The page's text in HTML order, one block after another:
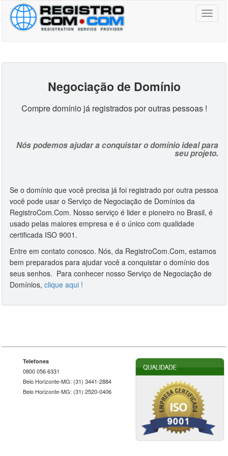
Toggle
Negociação de Domínio
Compre domínio já registrados por outras pessoas !
Nós podemos ajudar a conquistar o domínio ideal para
seu projeto.
Se o domínio que você precisa já foi registrado por outra pessoa
você pode usar o Serviço de Negociação de Domínios da
RegistroCom.Com. Nosso serviço é lider e pioneiro no Brasil, é
usado pelas maiores empresa e é o único com qualidade
certificada ISO 9001.
Entre em contato conosco. Nós, da RegistroCom.Com, estamos
bem preparados para ajudar você a conquistar o domínio dos
seus senhos. Para conhecer nosso Serviço de Negociação de
Domínios, clique aqui !
Telefones
0800 056 6331
Belo Horizonte-MG: (31) 3441-2884
Belo Horizonte-MG: (31) 2520-0406